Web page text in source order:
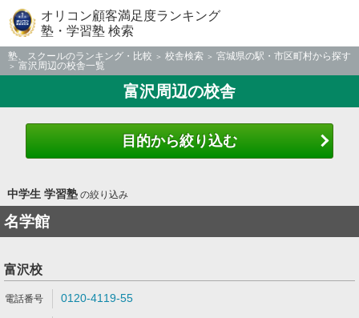
オリコン顧客満足度ランキング
塾・学習塾 検索
塾、スクールのランキング・比較 校舎検索
宮城県の駅・市区町村から探す
富沢周辺の校舎一覧
富沢周辺の校舎
目的から絞り込む
中学生 学習塾の絞り込み
名学館
富沢校
0120-4119-55